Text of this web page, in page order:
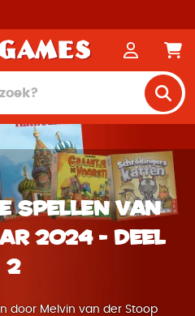
spellen van
2024 - deel
2
door Melvin van der Stoop